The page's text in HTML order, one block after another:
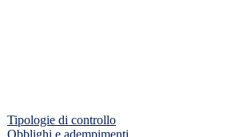
Tipologie di controllo